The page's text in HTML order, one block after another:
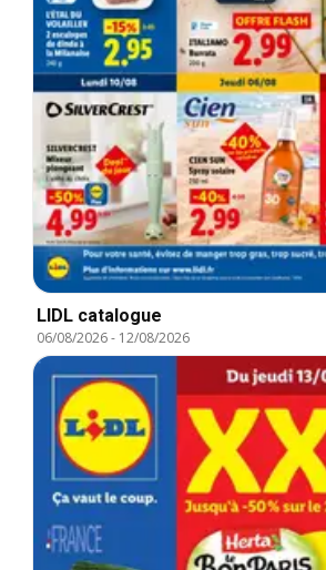
LIDL catalogue
06/08/2026- 12/08/2026